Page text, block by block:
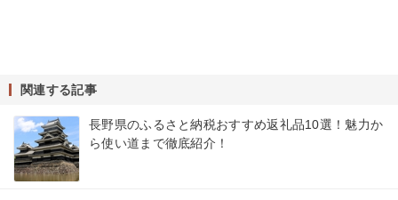
関連する記事
長野県のふるさと納税おすすめ返礼品10選！魅力か
ら使い道まで徹底紹介！